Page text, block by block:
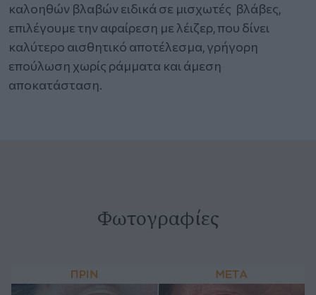
καλοηθών βλαβών ειδικά σε μισχωτές βλάβες,
επιλέγουμε την αφαίρεση με λέιζερ, που δίνει
καλύτερο αισθητικό αποτέλεσμα, γρήγορη
επούλωση χωρίς ράμματα και άμεση
αποκατάσταση.
Φωτογραφίες